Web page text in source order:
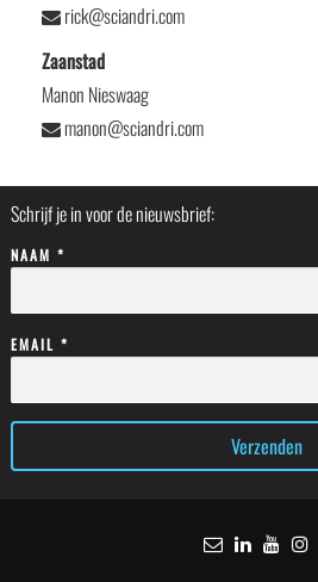
rick@sciandri.com
Zaanstad
Manon Nieswaag
manon@sciandri.com
Schrijf je in voor de nieuwsbrief:
NAAM *
EMAIL *